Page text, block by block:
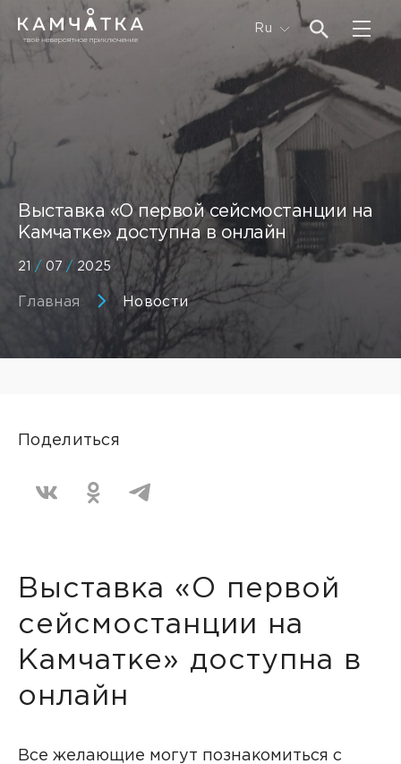
Ru
Выставка «О первой сейсмостанции на
Камчатке» доступна в онлайн
21 / 07 / 2025
Главная Новости
Поделиться
Выставка «О первой
сейсмостанции на
Камчатке» доступна в
онлайн
Все желающие могут познакомиться с